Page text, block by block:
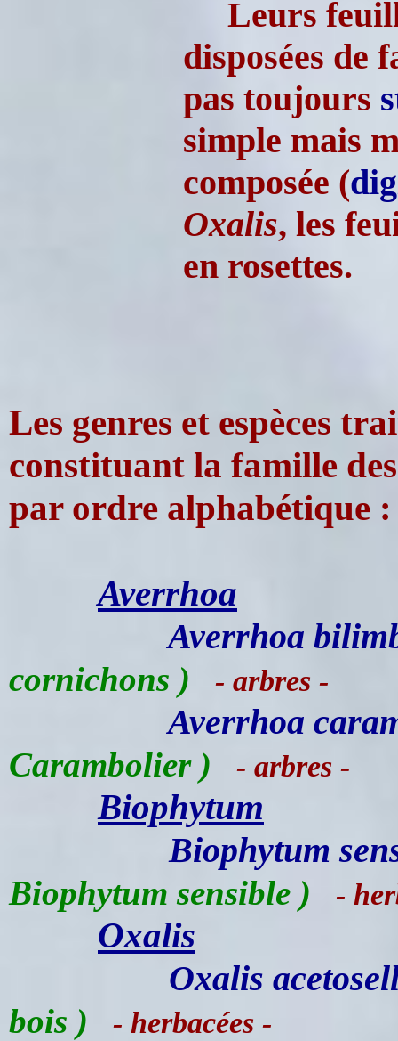
Leurs
disposées de
pas toujours
simple mais
composée (
Oxalis, les
en rosettes.
Les genres et espèces
constituant la famille
par ordre alphabétique :
Averrhoa
Averrhoa
cornichons ) - arbres -
Averrhoa
Carambolier ) - arbres -
Biophytum
Biophytum
Biophytum sensible ) -
Oxalis
Oxalis
bois ) - herbacées -